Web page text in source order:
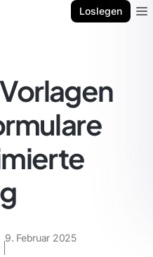
Loslegen
9. Februar 2025